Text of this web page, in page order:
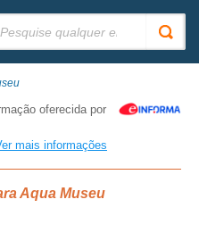
oferecida por
mais informações
Aqua Museu